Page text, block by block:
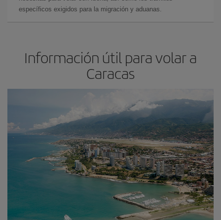
específicos exigidos para la migración y aduanas.
Información útil para volar a
Caracas